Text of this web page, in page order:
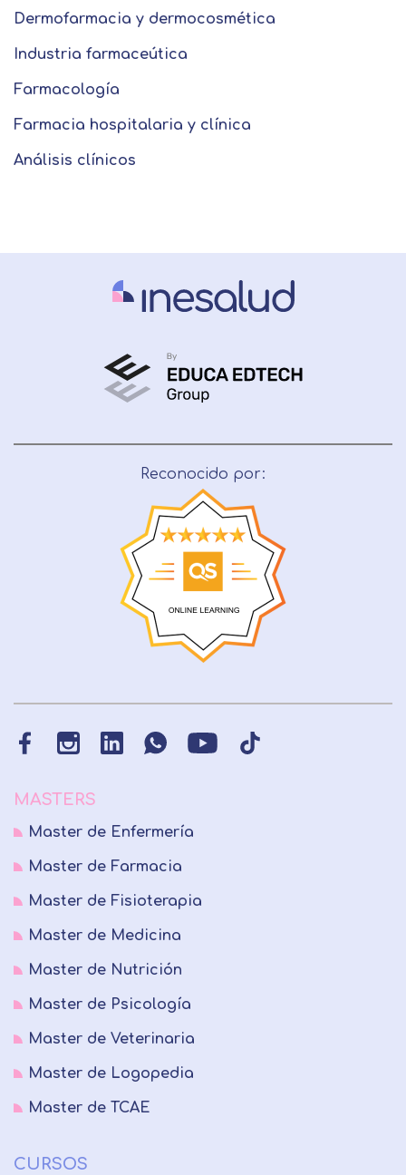
Dermofarmacia y dermocosmética
Industria farmaceútica
Farmacología
Farmacia hospitalaria y clínica
Análisis clínicos
Reconocido por:
MASTERS
Master de Enfermería
Master de Farmacia
Master de Fisioterapia
Master de Medicina
Master de Nutrición
Master de Psicología
Master de Veterinaria
Master de Logopedia
Master de TCAE
CURSOS